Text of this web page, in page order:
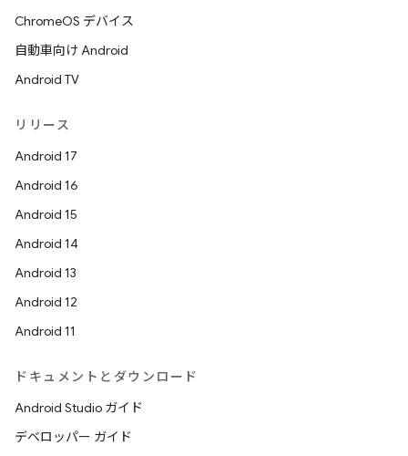
ChromeOS デバイス
自動車向け Android
Android TV
リリース
Android 17
Android 16
Android 15
Android 14
Android 13
Android 12
Android 11
ドキュメントとダウンロード
Android Studio ガイド
デベロッパー ガイド